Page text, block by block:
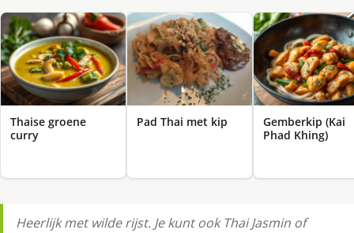
Thaise groene
curry
Pad Thai met kip
Gemberkip (Kai
Phad Khing)
Heerlijk met wilde rijst. Je kunt ook Thai Jasmin of